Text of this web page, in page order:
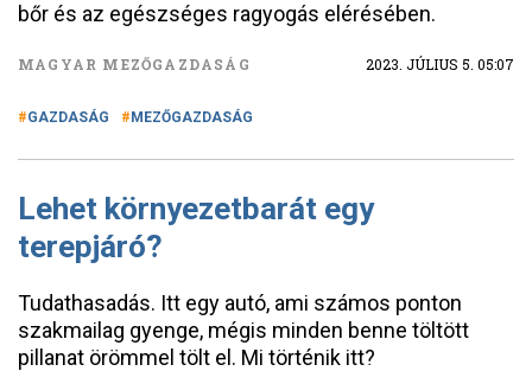
bőr és az egészséges ragyogás elérésében.
MAGYAR MEZŐGAZDASÁG 2023. JÚLIUS 5. 05:07
GAZDASÁG MEZŐGAZDASÁG
Lehet környezetbarát egy
terepjáró?
Tudathasadás. Itt egy autó, ami számos ponton
szakmailag gyenge, mégis minden benne töltött
pillanat örömmel tölt el. Mi történik itt?